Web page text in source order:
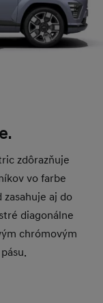
zdôrazňuje
vo farbe
aj do
diagonálne
chrómovým